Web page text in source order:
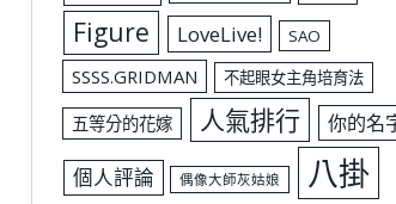
Figure LoveLive! SAO
SSSS.GRIDMAN 不起眼女主角培育法
五等分的花嫁 人氣排行 你的名
個人評論 偶像大師灰姑娘 八掛